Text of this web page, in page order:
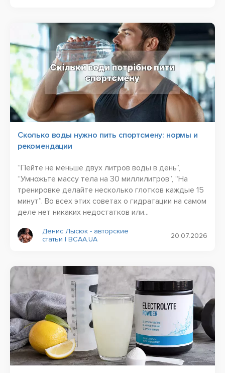
Сколько воды нужно пить спортсмену: нормы и
рекомендации
“Пейте не меньше двух литров воды в день”,
“Умножьте массу тела на 30 миллилитров”, “На
тренировке делайте несколько глотков каждые 15
минут”. Во всех этих советах о гидратации на самом
деле нет никаких недостатков или...
Денис Лысюк - авторские
статьи | BCAA.UA
20.07.2026